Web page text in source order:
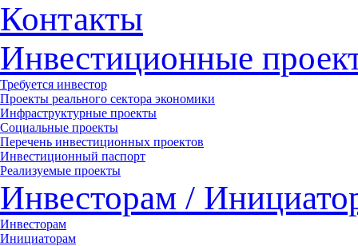
Контакты
Инвестиционные
Требуется инвестор
Проекты реального сектора экономики
Инфраструктурные проекты
Социальные проекты
Перечень инвестиционных проектов
Инвестиционный паспорт
Реализуемые проекты
Инвесторам /
Инвесторам
Инициаторам